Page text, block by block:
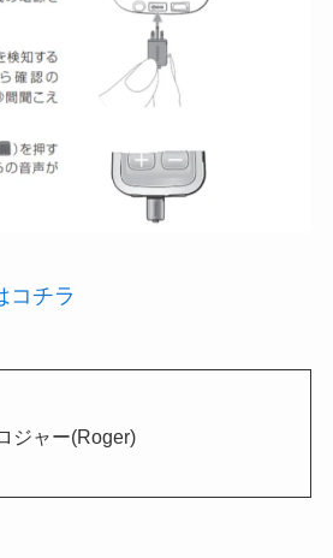
コチラ
ジャー(Roger)